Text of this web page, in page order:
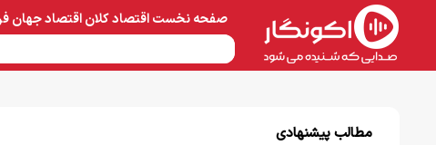
صفحه نخستاقتصاد کلاناقتصاد جهان
مطالب پیشنهادی